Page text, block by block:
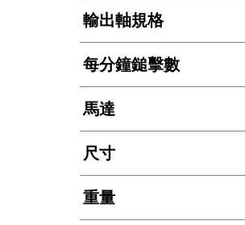
輸出軸規格
每分鐘鎚擊數
馬達
尺寸
重量